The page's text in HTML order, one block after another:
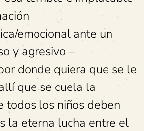
emocional ante un
y agresivo –
donde quiera que se le
que se cuela la
todos los niños deben
la eterna lucha entre el